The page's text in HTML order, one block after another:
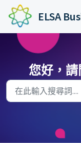
略過至主要內容
ELSA
您好，